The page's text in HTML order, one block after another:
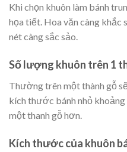
Khi chọn khuôn làm bánh
họa tiết. Hoa văn càng khắc
nét càng sắc sảo.
Số lượng khuôn trên 1
Thường trên một thành gỗ
kích thước bánh nhỏ khoảng
một thanh gỗ hơn.
Kích thước của khuôn